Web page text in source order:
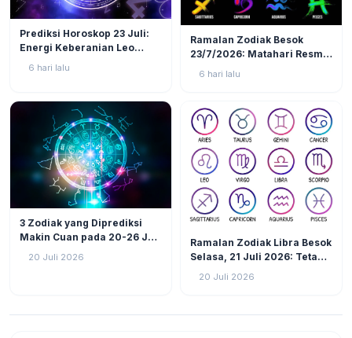
Prediksi Horoskop 23 Juli:
Energi Keberanian Leo
6 hari lalu
Ramalan Zodiak Besok
23/7/2026: Matahari Resmi
6 hari lalu
3 Zodiak yang Diprediksi
Makin Cuan pada 20-26 Juli
2026: Virgo Berani Ambil
20 Juli 2026
Ramalan Zodiak Libra Besok
Selasa, 21 Juli 2026: Tetap
Fokus Hadapi Tantangan,
20 Juli 2026